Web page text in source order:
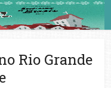
Rio Grande